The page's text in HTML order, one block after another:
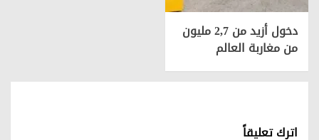
دخول أزيد من 2,7 مليون
من مغاربة العالم
اترك تعليقاً